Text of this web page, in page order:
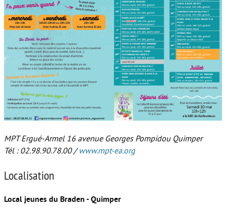
MPT Ergué-Armel 16 avenue Georges Pompidou Quimper
Tél : 02.98.90.78.00 /www.mpt-ea.org
Localisation
Local jeunes du Braden - Quimper